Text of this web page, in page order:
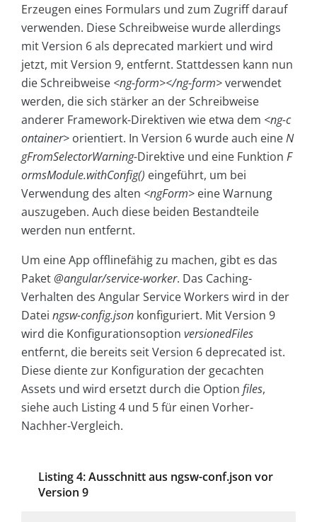
Erzeugen eines Formulars und zum Zugriff darauf
verwenden. Diese Schreibweise wurde allerdings
mit Version 6 als deprecated markiert und wird
jetzt, mit Version 9, entfernt. Stattdessen kann nun
die Schreibweise <ng-form></ng-form>verwendet
werden, die sich stärker an der Schreibweise
anderer Framework-Direktiven wie etwa dem <ng-c
ontainer> orientiert. In Version 6 wurde auch eineN
gFromSelectorWarning-Direktive und eine Funktion F
ormsModule.withConfig() eingeführt, um bei
Verwendung des alten <ngForm> eine Warnung
auszugeben. Auch diese beiden Bestandteile
werden nun entfernt.
Um eine App offlinefähig zu machen, gibt es das
Paket@angular/service-worker. Das Caching-
Verhalten des Angular Service Workers wird in der
Datei ngsw-config.json konfiguriert. Mit Version 9
wird die Konfigurationsoption versionedFiles
entfernt, die bereits seit Version 6 deprecated ist.
Diese diente zur Konfiguration der gecachten
Assets und wird ersetzt durch die Option files,
siehe auch Listing 4 und 5 für einen Vorher-
Nachher-Vergleich.
Listing 4: Ausschnitt aus ngsw-conf.json vor
Version 9